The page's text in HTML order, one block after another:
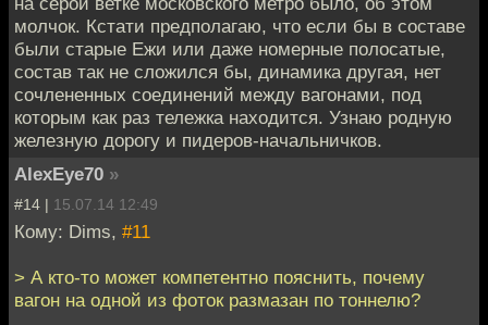
молчок. Кстати предполагаю, что если бы в составе
были старые Ежи или даже номерные полосатые,
состав так не сложился бы, динамика другая, нет
сочлененных соединений между вагонами, под
которым как раз тележка находится. Узнаю родную
железную дорогу и пидеров-начальничков.
AlexEye70 »
#14 | 15.07.14 12:49
Кому: Dims, #11
> А кто-то может компетентно пояснить, почему
вагон на одной из фоток размазан по тоннелю?